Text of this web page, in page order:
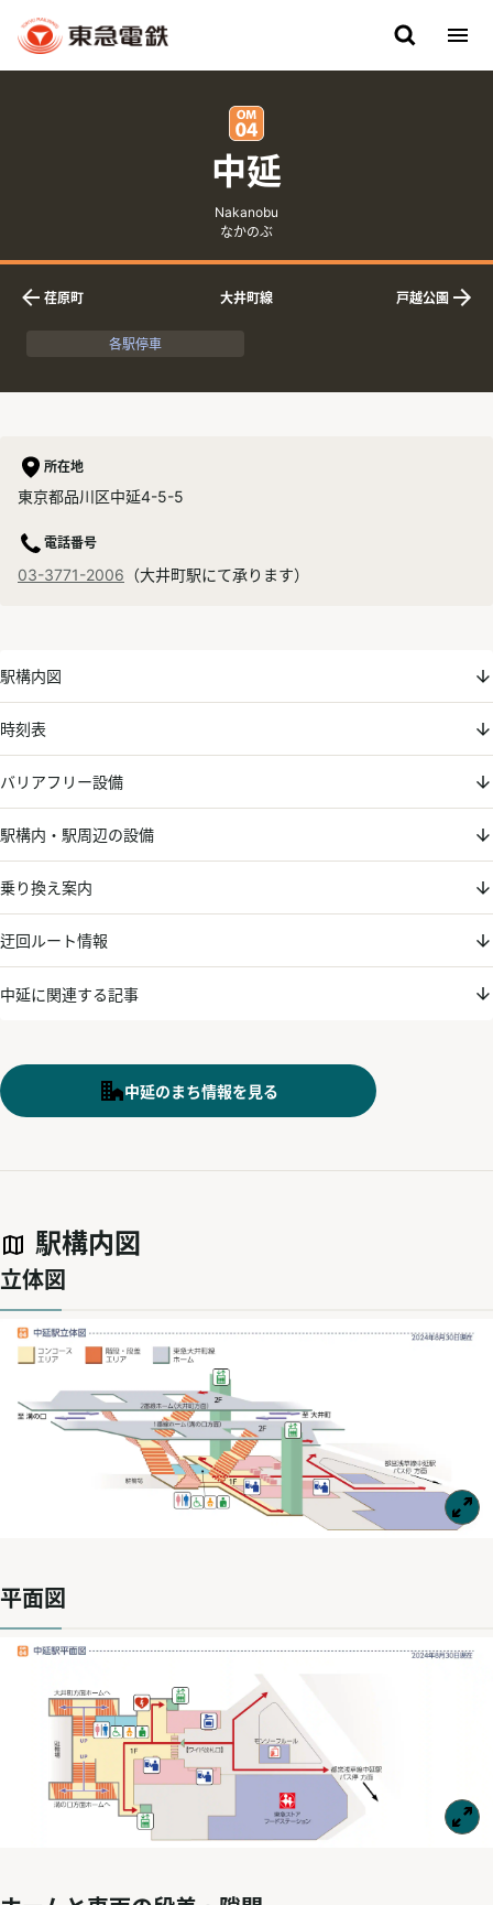
中延
Nakanobu
なかのぶ
大井町線
下りの隣接駅
荏原町 上りの隣接駅
戸越公園
各駅停車
所在地
東京都品川区中延4-5-5
電話番号
03-3771-2006 （大井町駅にて承ります）
駅構内図
時刻表
バリアフリー設備
駅構内・駅周辺の設備
乗り換え案内
迂回ルート情報
中延に関連する記事
中延のまち情報を見る
駅構内図
立体図
平面図